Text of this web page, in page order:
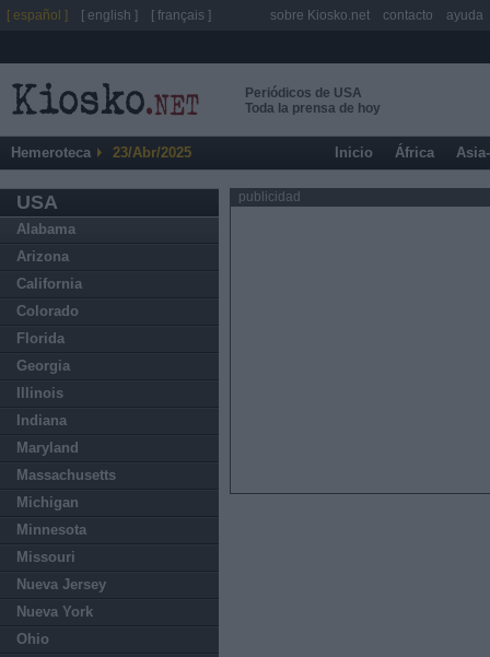
Periódicos de USA
Toda la prensa de hoy
Hemeroteca 23/Abr/2025 Inicio África
USA
Alabama
Arizona
California
Colorado
Florida
Georgia
Illinois
Indiana
Maryland
Massachusetts
Michigan
Minnesota
Missouri
Nueva Jersey
Nueva York
Ohio
publicidad
[ español ] [ english ] [ français ] sobre Kiosko.net contacto ayuda